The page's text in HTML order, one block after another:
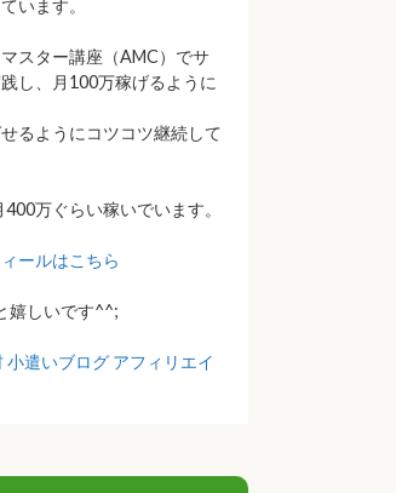
います。
スター講座（AMC）でサ
し、月100万稼げるように
るようにコツコツ継続して
万ぐらい稼いでいます。
ールはこちら
嬉しいです^^;